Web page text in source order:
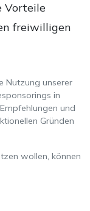
Vorteile
freiwilligen
Nutzung unserer
in
und
Gründen
wollen, können